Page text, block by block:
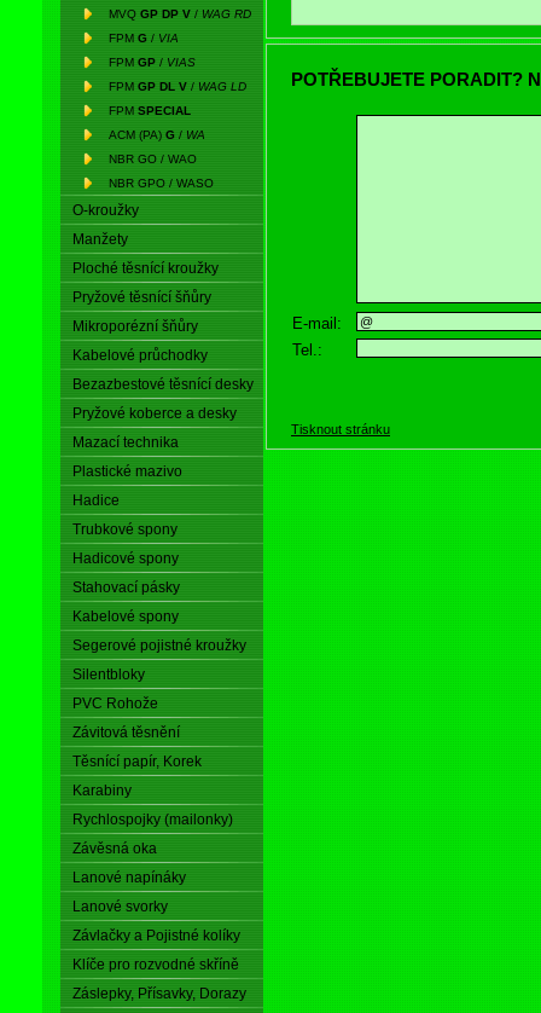
MVQ GP DP V / WAG RD
FPM G / VIA
FPM GP / VIAS
FPM GP DL V / WAG LD
FPM SPECIAL
ACM (PA) G / WA
NBR GO / WAO
NBR GPO / WASO
O-kroužky
Manžety
Ploché těsnící kroužky
Pryžové těsnící šňůry
Mikroporézní šňůry
Kabelové průchodky
Bezazbestové těsnící desky
Pryžové koberce a desky
Mazací technika
Plastické mazivo
Hadice
Trubkové spony
Hadicové spony
Stahovací pásky
Kabelové spony
Segerové pojistné kroužky
Silentbloky
PVC Rohože
Závitová těsnění
Těsnící papír, Korek
Karabiny
Rychlospojky (mailonky)
Závěsná oka
Lanové napínáky
Lanové svorky
Závlačky a Pojistné kolíky
Klíče pro rozvodné skříně
Záslepky, Přísavky, Dorazy
POTŘEBUJETE PORADIT?
E-mail:
Tel.:
Tisknout stránku